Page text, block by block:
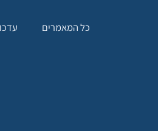
כל המאמרים